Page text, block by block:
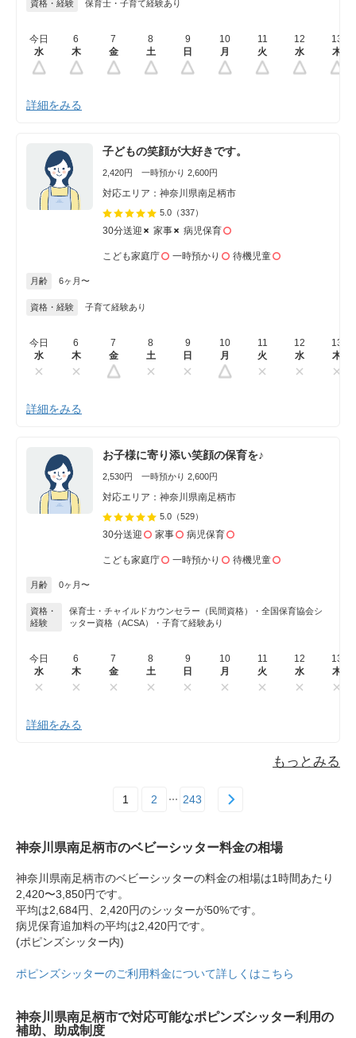
資格・経験 保育士・子育て経験あり
今日
水
6
木
7
金
8
土
9
日
10
月
11
火
12
水
13
木
詳細をみる
子どもの笑顔が大好きです。
2,420円 一時預かり 2,600円
対応エリア：神奈川県南足柄市
5.0 （337）
30分送迎 家事 病児保育
こども家庭庁 一時預かり 待機児童
月齢 6ヶ月〜
資格・経験 子育て経験あり
今日
水
6
木
7
金
8
土
9
日
10
月
11
火
12
水
13
木
詳細をみる
お子様に寄り添い笑顔の保育を♪
2,530円 一時預かり 2,600円
対応エリア：神奈川県南足柄市
5.0 （529）
30分送迎 家事 病児保育
こども家庭庁 一時預かり 待機児童
月齢 0ヶ月〜
資格・
経験
保育士・チャイルドカウンセラー（民間資格）・全国保育協会シ
ッター資格（ACSA）・子育て経験あり
今日
水
6
木
7
金
8
土
9
日
10
月
11
火
12
水
13
木
詳細をみる
もっとみる
1 2 243
神奈川県南足柄市のベビーシッター料金の相場
神奈川県南足柄市のベビーシッターの料金の相場は1時間あたり
2,420〜3,850円です。
平均は2,684円、2,420円のシッターが50%です。
病児保育追加料の平均は2,420円です。
(ポピンズシッター内)
ポピンズシッターのご利用料金について詳しくはこちら
神奈川県南足柄市で対応可能なポピンズシッター利用の
補助、助成制度